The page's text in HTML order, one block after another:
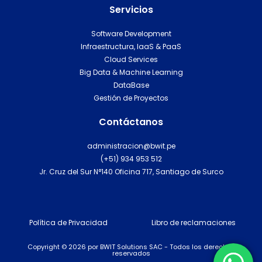
k
e
d
i
n
t
s
a
p
p
Servicios
Software Development
Infraestructura, IaaS & PaaS
Cloud Services
Big Data & Machine Learning
DataBase
Gestión de Proyectos
Contáctanos
administracion@bwit.pe
(+51) 934 953 512
Jr. Cruz del Sur N°140 Oficina 717, Santiago de Surco
Política de Privacidad Libro de reclamaciones
Copyright © 2026 por BWIT Solutions SAC - Todos los derechos
reservados